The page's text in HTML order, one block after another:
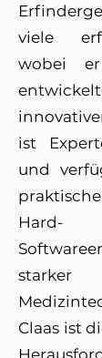
viele
wobei
ist
und
Claas ist